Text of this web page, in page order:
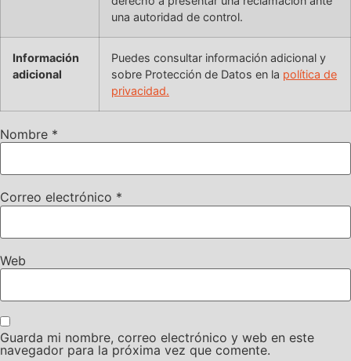
una autoridad de control.
Información
adicional
Puedes consultar información adicional y
sobre Protección de Datos en la política de
privacidad.
Nombre *
Correo electrónico *
Web
Guarda mi nombre, correo electrónico y web en este
navegador para la próxima vez que comente.